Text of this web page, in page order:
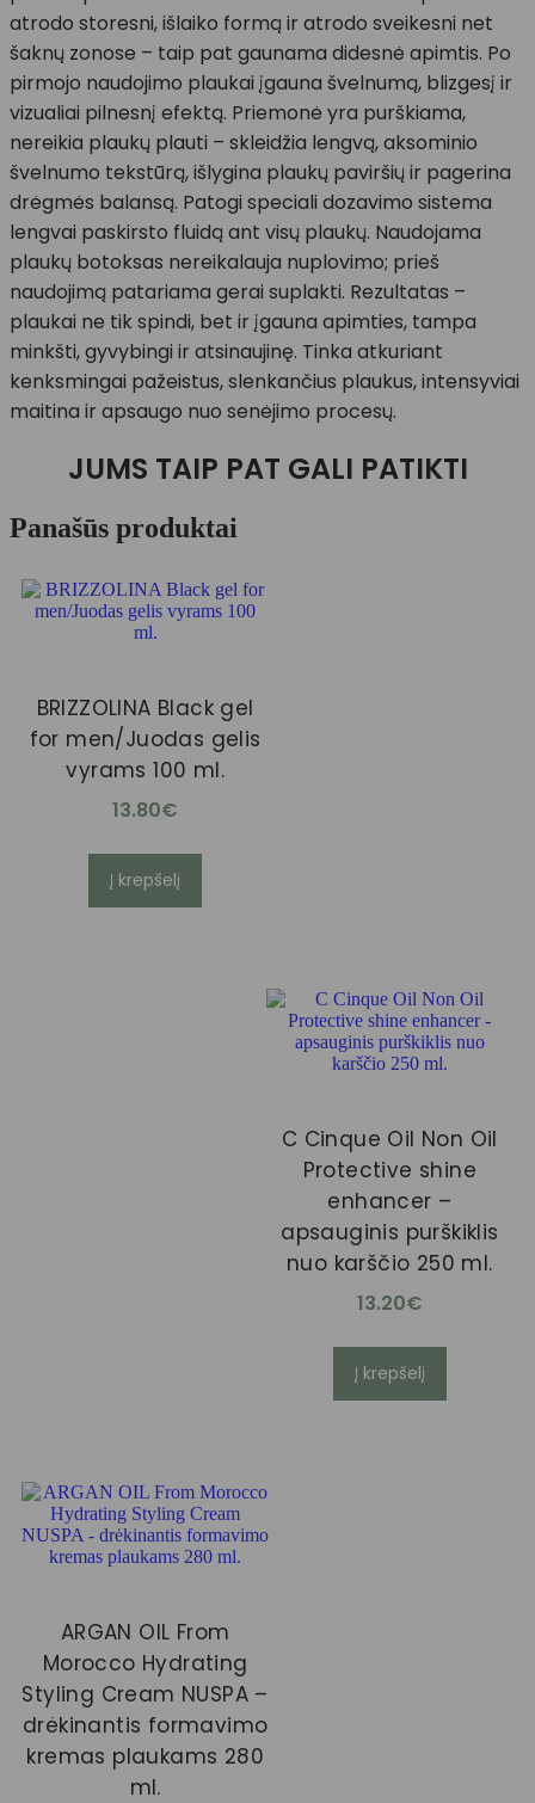
atrodo storesni, išlaiko formą ir atrodo sveikesni net
šaknų zonose – taip pat gaunama didesnė apimtis. Po
pirmojo naudojimo plaukai įgauna švelnumą, blizgesį ir
vizualiai pilnesnį efektą. Priemonė yra purškiama,
nereikia plaukų plauti – skleidžia lengvą, aksominio
švelnumo tekstūrą, išlygina plaukų paviršių ir pagerina
drėgmės balansą. Patogi speciali dozavimo sistema
lengvai paskirsto fluidą ant visų plaukų. Naudojama
plaukų botoksas nereikalauja nuplovimo; prieš
naudojimą patariama gerai suplakti. Rezultatas –
plaukai ne tik spindi, bet ir įgauna apimties, tampa
minkšti, gyvybingi ir atsinaujinę. Tinka atkuriant
kenksmingai pažeistus, slenkančius plaukus, intensyviai
maitina ir apsaugo nuo senėjimo procesų.
JUMS TAIP PAT GALI PATIKTI
Panašūs produktai
BRIZZOLINA Black gel
for men/Juodas gelis
vyrams 100 ml.
13.80€
Į krepšelį
C Cinque Oil Non Oil
Protective shine
enhancer –
apsauginis purškiklis
nuo karščio 250 ml.
13.20€
Į krepšelį
ARGAN OIL From
Morocco Hydrating
Styling Cream NUSPA –
drėkinantis formavimo
kremas plaukams 280
ml.